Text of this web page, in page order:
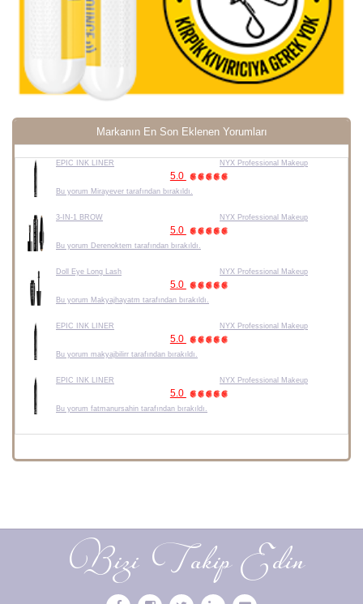
Markanın En Son Eklenen Yorumları
EPIC INK LINER NYX Professional Makeup
5.0
Bu yorum Mirayever tarafından bırakıldı.
3-IN-1 BROW NYX Professional Makeup
5.0
Bu yorum Derenoktem tarafından bırakıldı.
Doll Eye Long Lash NYX Professional Makeup
5.0
Bu yorum Makyajhayatm tarafından bırakıldı.
EPIC INK LINER NYX Professional Makeup
5.0
Bu yorum makyajbilirr tarafından bırakıldı.
EPIC INK LINER NYX Professional Makeup
5.0
Bu yorum fatmanursahin tarafından bırakıldı.
Bizi Takip Edin